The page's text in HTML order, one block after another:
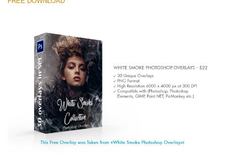
Entire Collection
(1783 Overlays)
Large 6000*4000px
Descarga gratis